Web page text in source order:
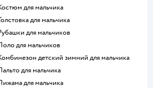
Костюм для мальчика
Толстовка для мальчика
Рубашки для мальчиков
Поло для мальчиков
Комбинезон детский зимний для мальчика
Пальто для мальчика
Пижама для мальчика